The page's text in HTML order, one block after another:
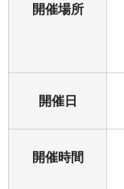
開催場所
開催日
開催時間